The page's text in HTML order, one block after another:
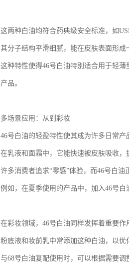
这两种白油均符合药典级安全标准，如
其分子结构平滑细腻，能在皮肤表面形成
这种特性使得46号白油特别适合用于轻
产品。
多场景应用：从到彩妆
46号白油的轻盈特性使其成为许多日常产
在乳液和面霜中，它能快速被皮肤吸收，
许多消费者追求“零感”体验，而46号白油
例如，在夏季使用的产品中，加入46号
在彩妆领域，46号白油同样发挥着重要作
粉底液和妆前乳中常添加这种白油，以优
与68号白油复配使用时，可以根据需要调